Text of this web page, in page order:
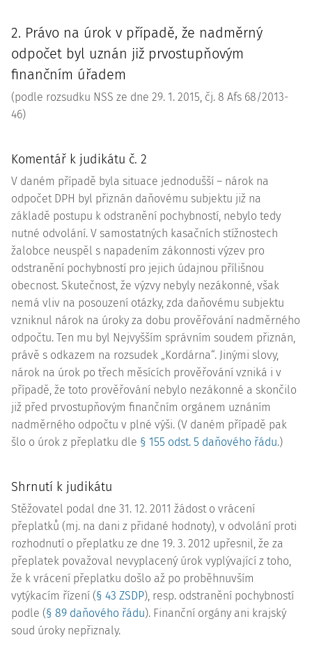
2. Právo na úrok v případě, že nadměrný
odpočet byl uznán již prvostupňovým
finančním úřadem
(podle rozsudku NSS ze dne 29. 1. 2015, čj. 8 Afs 68/2013-
46)
Komentář k judikátu č. 2
V daném případě byla situace jednodušší – nárok na
odpočet DPH byl přiznán daňovému subjektu již na
základě postupu k odstranění pochybností, nebylo tedy
nutné odvolání. V samostatných kasačních stížnostech
žalobce neuspěl s napadením zákonnosti výzev pro
odstranění pochybností pro jejich údajnou přílišnou
obecnost. Skutečnost, že výzvy nebyly nezákonné, však
nemá vliv na posouzení otázky, zda daňovému subjektu
vzniknul nárok na úroky za dobu prověřování nadměrného
odpočtu. Ten mu byl Nejvyšším správním soudem přiznán,
právě s odkazem na rozsudek „Kordárna“. Jinými slovy,
nárok na úrok po třech měsících prověřování vzniká i v
případě, že toto prověřování nebylo nezákonné a skončilo
již před prvostupňovým finančním orgánem uznáním
nadměrného odpočtu v plné výši. (V daném případě pak
šlo o úrok z přeplatku dle § 155 odst. 5 daňového řádu.)
Shrnutí k judikátu
Stěžovatel podal dne 31. 12. 2011 žádost o vrácení
přeplatků (mj. na dani z přidané hodnoty), v odvolání proti
rozhodnutí o přeplatku ze dne 19. 3. 2012 upřesnil, že za
přeplatek považoval nevyplacený úrok vyplývající z toho,
že k vrácení přeplatku došlo až po proběhnuvším
vytýkacím řízení (§ 43 ZSDP), resp. odstranění pochybností
podle (§ 89 daňového řádu). Finanční orgány ani krajský
soud úroky nepřiznaly.